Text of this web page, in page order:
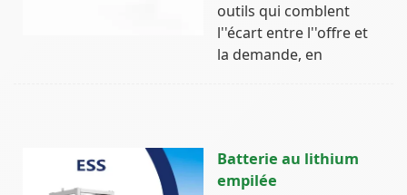
outils qui comblent
l''écart entre l''offre et
la demande, en
Batterie au lithium
empilée